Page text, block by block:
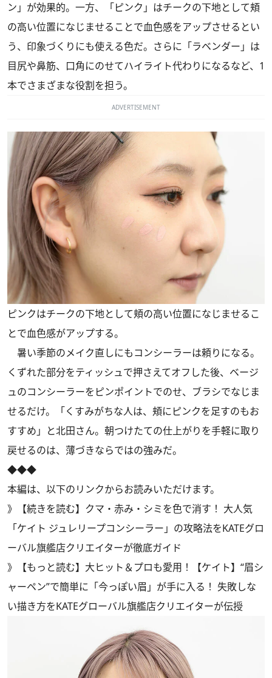
ン」が効果的。一方、「ピンク」はチークの下地として頬
の高い位置になじませることで血色感をアップさせるとい
う、印象づくりにも使える色だ。さらに「ラベンダー」は
目尻や鼻筋、口角にのせてハイライト代わりになるなど、1
本でさまざまな役割を担う。
ADVERTISEMENT
ピンクはチークの下地として頬の高い位置になじませるこ
とで血色感がアップする。
暑い季節のメイク直しにもコンシーラーは頼りになる。
くずれた部分をティッシュで押さえてオフした後、ベージ
ュのコンシーラーをピンポイントでのせ、ブラシでなじま
せるだけ。「くすみがちな人は、頬にピンクを足すのもお
すすめ」と北田さん。朝つけたての仕上がりを手軽に取り
戻せるのは、薄づきならではの強みだ。
◆◆◆
本編は、以下のリンクからお読みいただけます。
》
【続きを読む】クマ・赤み・シミを色で消す！ 大人気
「ケイト ジュレリープコンシーラー」の攻略法をKATEグロ
ーバル旗艦店クリエイターが徹底ガイド
》
【もっと読む】大ヒット＆プロも愛用！【ケイト】“眉シ
ャーペン”で簡単に「今っぽい眉」が手に入る！ 失敗しな
い描き方をKATEグローバル旗艦店クリエイターが伝授